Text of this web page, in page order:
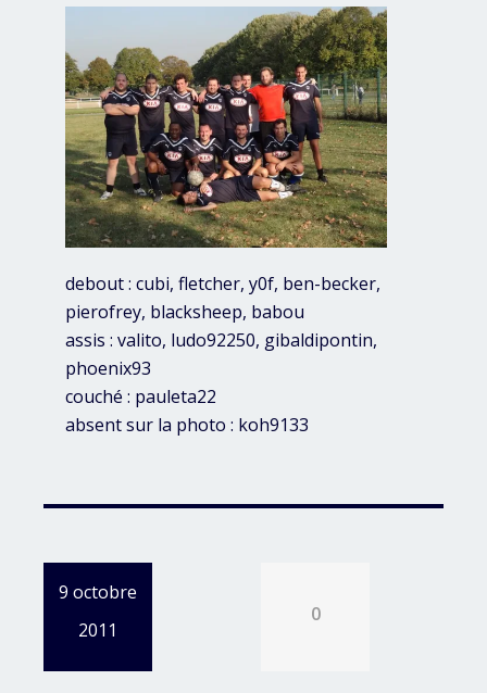
debout : cubi, fletcher, y0f, ben-becker,
pierofrey, blacksheep, babou
assis : valito, ludo92250, gibaldipontin,
phoenix93
couché : pauleta22
absent sur la photo : koh9133
9 octobre
2011
0